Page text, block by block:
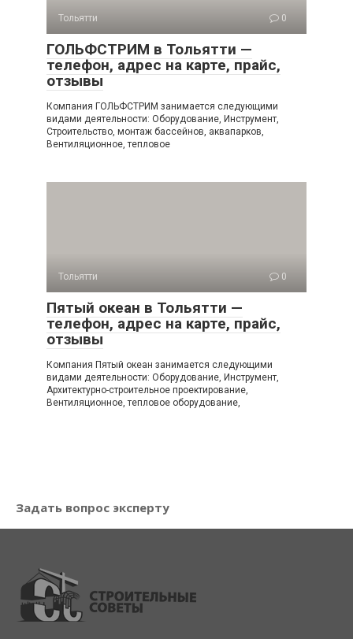
Тольятти 0
ГОЛЬФСТРИМ в Тольятти —
телефон, адрес на карте, прайс,
отзывы
Компания ГОЛЬФСТРИМ занимается следующими
видами деятельности: Оборудование, Инструмент,
Строительство, монтаж бассейнов, аквапарков,
Вентиляционное, тепловое
Тольятти 0
Пятый океан в Тольятти —
телефон, адрес на карте, прайс,
отзывы
Компания Пятый океан занимается следующими
видами деятельности: Оборудование, Инструмент,
Архитектурно-строительное проектирование,
Вентиляционное, тепловое оборудование,
Задать вопрос эксперту